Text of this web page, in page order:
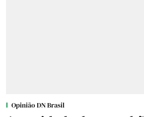
Opinião DN Brasil